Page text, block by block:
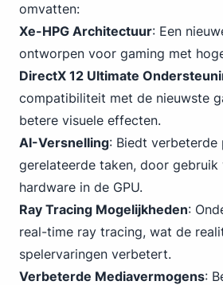
omvatten:
Xe-HPG Architectuur: Een
ontworpen voor gaming met
DirectX 12 Ultimate
compatibiliteit met de nieuwste
betere visuele effecten.
AI-Versnelling: Biedt
gerelateerde taken, door gebruik
hardware in de GPU.
Ray Tracing Mogelijkheden:
real-time ray tracing, wat de
spelervaringen verbetert.
Verbeterde Mediavermogens: